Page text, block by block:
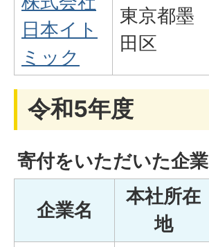
日本イト
ミック
東京都墨
田区
令和5年度
寄付をいただいた企業
企業名
本社所在
地